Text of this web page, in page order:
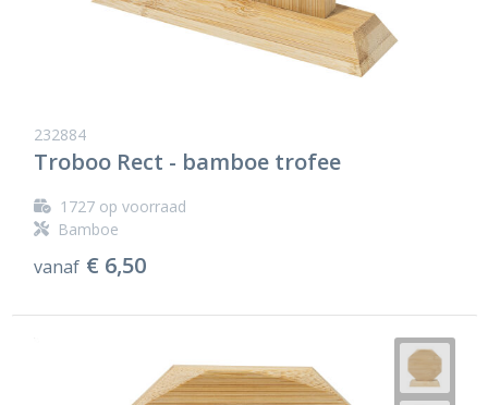
232884
Troboo Rect - bamboe trofee
1727op voorraad
Bamboe
vanaf € 6,50